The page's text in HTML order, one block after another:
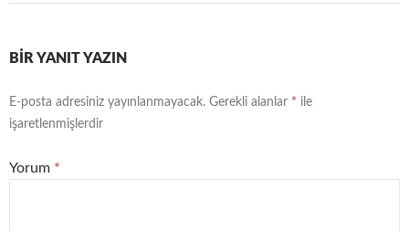
BIR YANIT YAZIN
E-posta adresiniz yayınlanmayacak. Gerekli alanlar * ile
işaretlenmişlerdir
Yorum *